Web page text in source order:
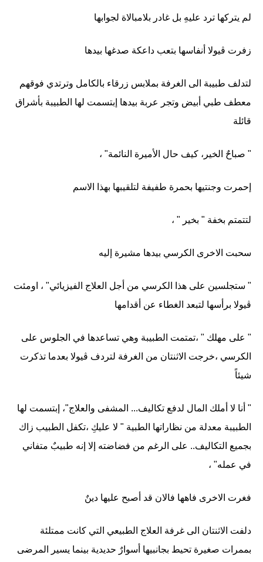
لم يتركها ترد عليهِ بل غادر بلامبالاة لجوابها
زفرت ڤيولا أنفاسها بتعب داعكة صدغها بيدها
لتدلف طبيبة الى الغرفة بملابس زرقاء بالكامل وترتدي فوقهم
معطف طبي أبيض وتجر عربة بيدها إبتسمت لها الطبيبة بأشراق
قائلة
" صباحٌ الخير، كيف حال الأميرة النائمة" ،
إحمرت وجنتيها بحمرة طفيفة لتلقيبها بهذا الاسم
لتتمتم بخفة " بخير " ،
سحبت الاخرى الكرسي بيدها مشيرة إليه
" ستجلسين على هذا الكرسي من أجل العلاج الفيزيائي" ، اومئت
ڤيولا برأسها لتبعد الغطاء عن أقدامها
" على مهلك " ،تمتمت الطبيبة وهي تساعدها في الجلوس على
الكرسي ،خرجت الاثنتان من الغرفة لتردف ڤيولا بعدما تذكرت
شيئاً
" أنا لا أملك المال لدفع تكاليف... المشفى والعلاج"، إبتسمت لها
الطبيبة معدلة من نظاراتها الطبية " لا عليكِ ،تكفل الطبيب زاك
بجميع التكاليف.. على الرغم من فضاضته إلا إنه طبيبٌ متفاني
في عمله" ،
فغرت الاخرى فاهها فالان قد أصبح عليها دينٌ
دلفت الاثنتان الى غرفة العلاج الطبيعي التي كانت ممتلئة
بممرات صغيرة تحيط بجانبيها أسوارٌ حديدية بينما يسير المرضى